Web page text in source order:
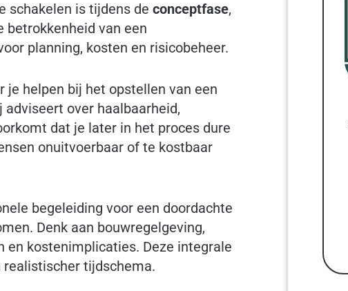
schakelen is tijdens de conceptfase,
betrokkenheid van een
planning, kosten en risicobeheer.
je helpen bij het opstellen van een
over haalbaarheid,
dat je later in het proces dure
onuitvoerbaar of te kostbaar
begeleiding voor een doordachte
Denk aan bouwregelgeving,
kostenimplicaties. Deze integrale
realistischer tijdschema.